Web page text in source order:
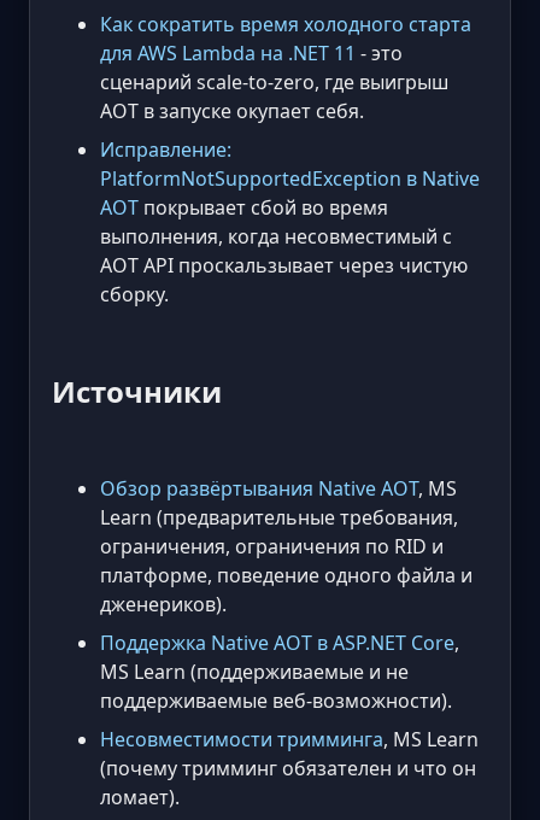
Как сократить время холодного старта
для AWS Lambda на .NET 11 - это
сценарий scale-to-zero, где выигрыш
AOT в запуске окупает себя.
Исправление:
PlatformNotSupportedException в Native
AOT покрывает сбой во время
выполнения, когда несовместимый с
AOT API проскальзывает через чистую
сборку.
Источники
Обзор развёртывания Native AOT, MS
Learn (предварительные требования,
ограничения, ограничения по RID и
платформе, поведение одного файла и
дженериков).
Поддержка Native AOT в ASP.NET Core,
MS Learn (поддерживаемые и не
поддерживаемые веб-возможности).
Несовместимости тримминга, MS Learn
(почему тримминг обязателен и что он
ломает).